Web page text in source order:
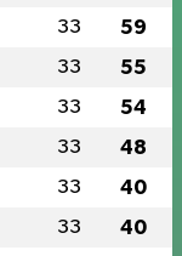
33 59
33 55
33 54
33 48
33 40
33 40